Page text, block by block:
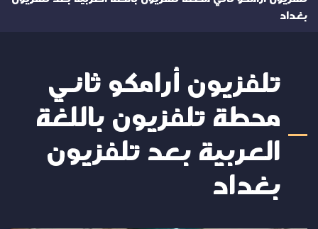
بغداد
تلفزيون أرامكو ثاني
محطة تلفزيون باللغة
العربية بعد تلفزيون
بغداد